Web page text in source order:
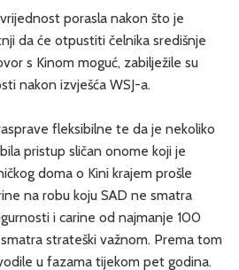
porasla nakon što je
da će otpustiti čelnika središnje
s Kinom moguć, zabilježile su
nakon izvješća WSJ-a.
fleksibilne te da je nekoliko
pristup sličan onome koji je
doma o Kini krajem prošle
na robu koju SAD ne smatra
i carine od najmanje 100
strateški važnom. Prema tom
u fazama tijekom pet godina.